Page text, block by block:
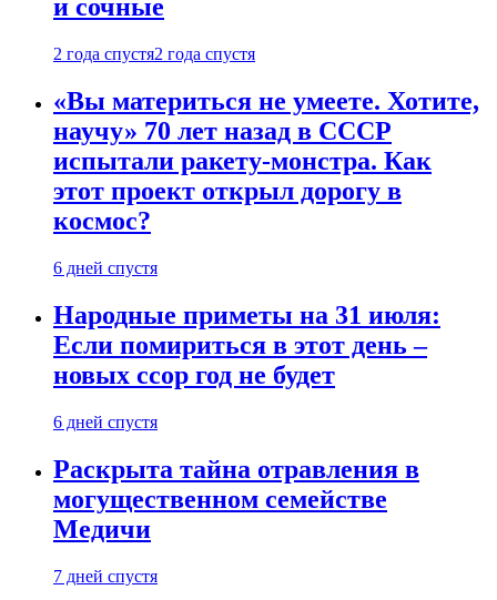
и сочные
2 года спустя2 года спустя
«Вы материться не умеете. Хотите,
научу» 70 лет назад в СССР
испытали ракету-монстра. Как
этот проект открыл дорогу в
космос?
6 дней спустя
Народные приметы на 31 июля:
Если помириться в этот день –
новых ссор год не будет
6 дней спустя
Раскрыта тайна отравления в
могущественном семействе
Медичи
7 дней спустя